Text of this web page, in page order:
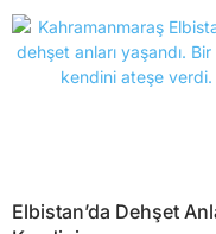
Elbistan’da Dehşet